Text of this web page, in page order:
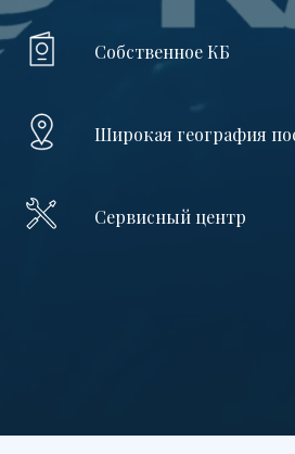
Собственное КБ
Широкая география
Сервисный центр